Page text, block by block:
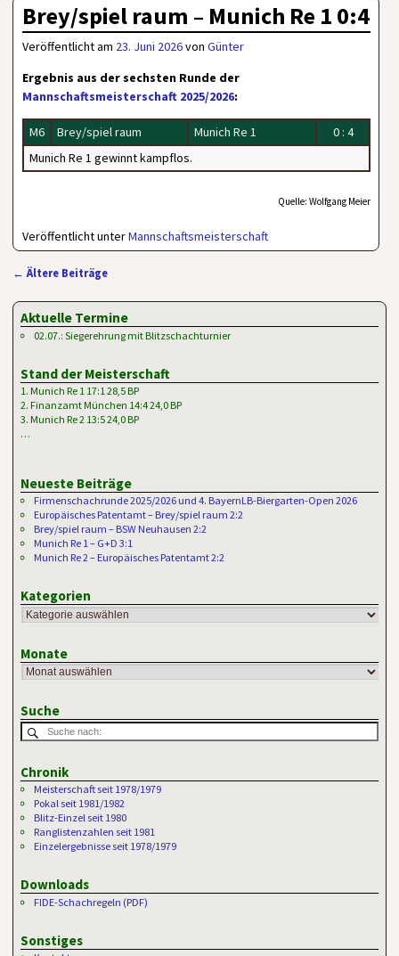
Brey/spiel raum – Munich Re 1 0:4
Veröffentlicht am 23. Juni 2026vonGünter
Ergebnis aus der sechsten Runde der
Mannschaftsmeisterschaft 2025/2026:
M6 Brey/spiel raum Munich Re 1
0 : 4
Munich Re 1 gewinnt kampflos.
Quelle: Wolfgang Meier
Veröffentlicht unterMannschaftsmeisterschaft
← Ältere Beiträge
Aktuelle Termine
02.07.: Siegerehrung mit Blitzschachturnier
Stand der Meisterschaft
1. Munich Re 1 17:1 28,5 BP
2. Finanzamt München 14:4 24,0 BP
3. Munich Re 2 13:5 24,0 BP
…
Neueste Beiträge
Firmenschachrunde 2025/2026 und 4. BayernLB-Biergarten-Open 2026
Europäisches Patentamt – Brey/spiel raum 2:2
Brey/spiel raum – BSW Neuhausen 2:2
Munich Re 1 – G+D 3:1
Munich Re 2 – Europäisches Patentamt 2:2
Kategorien
Monate
Suche
Chronik
Meisterschaft seit 1978/1979
Pokal seit 1981/1982
Blitz-Einzel seit 1980
Ranglistenzahlen seit 1981
Einzelergebnisse seit 1978/1979
Downloads
FIDE-Schachregeln (PDF)
Sonstiges